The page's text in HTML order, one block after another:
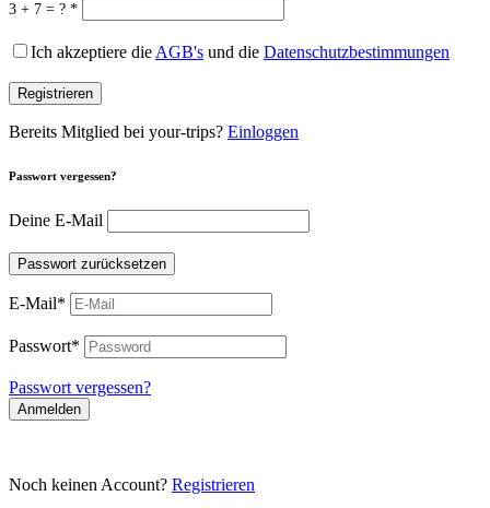
3 + 7 = ? *
Ich akzeptiere die AGB's und die Datenschutzbestimmungen
Registrieren
Bereits Mitglied bei your-trips? Einloggen
Passwort vergessen?
Deine E-Mail
Passwort zurücksetzen
E-Mail*
Passwort*
Passwort vergessen?
Anmelden
Noch keinen Account? Registrieren